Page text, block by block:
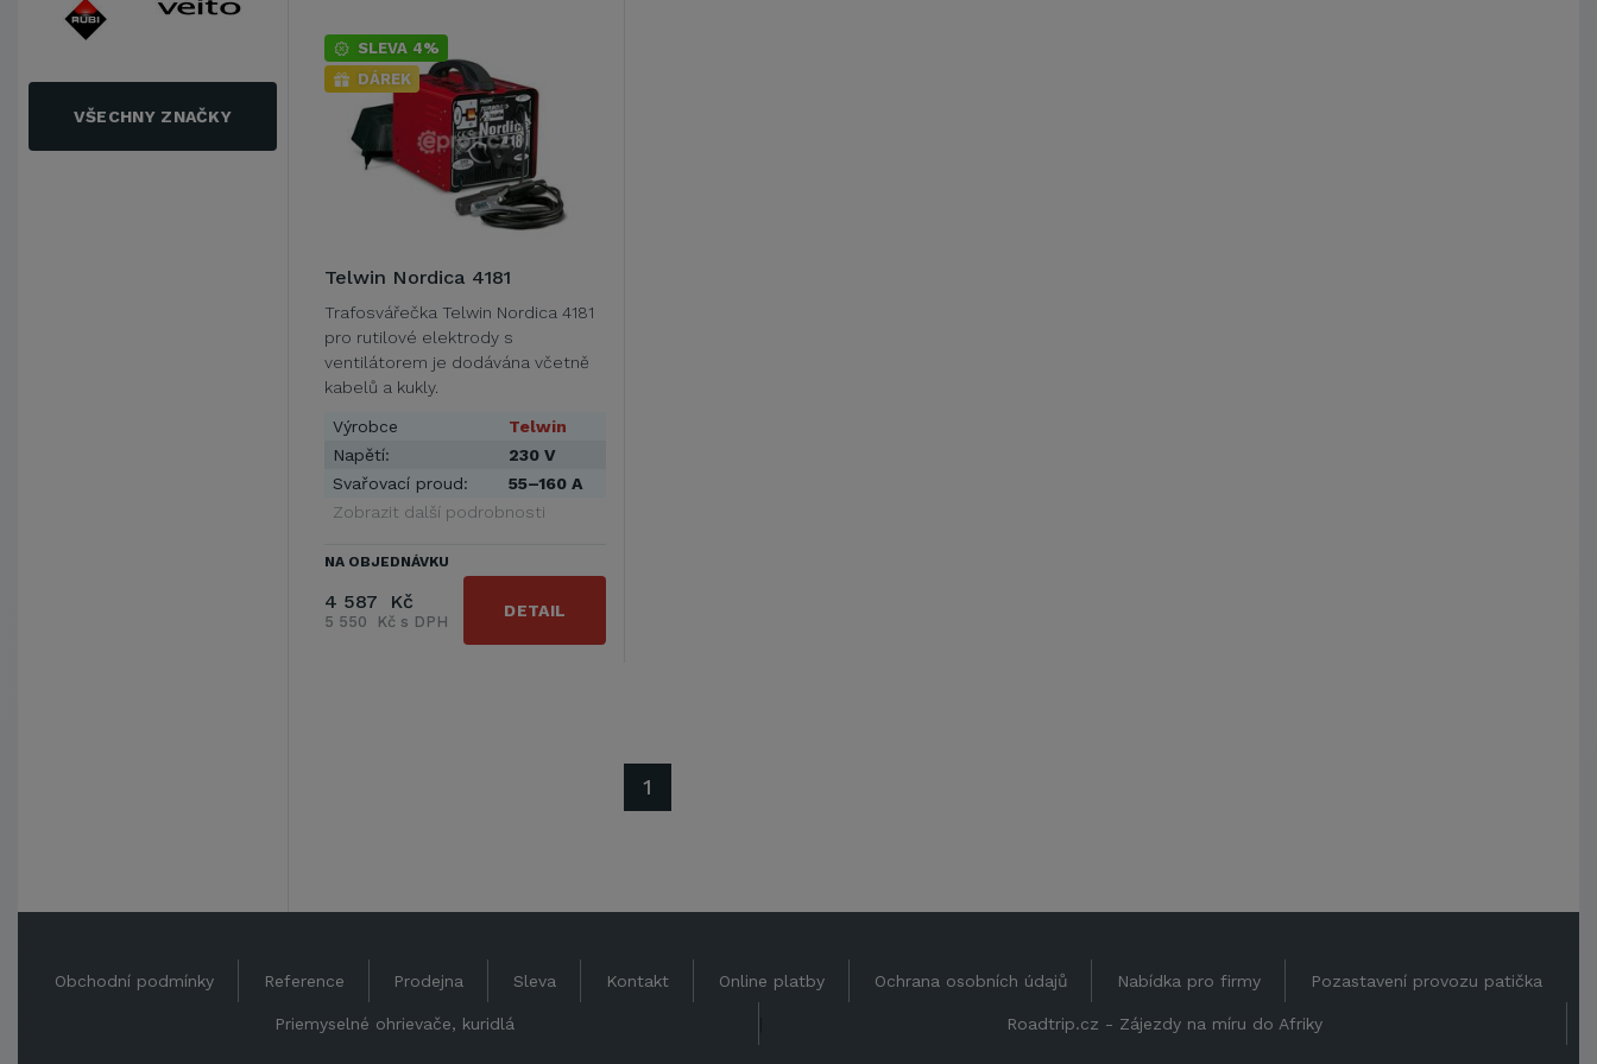
VŠECHNY ZNAČKY
SLEVA 4%
DÁREK
Telwin Nordica 4181
Trafosvářečka Telwin Nordica 4181
pro rutilové elektrody s
ventilátorem je dodávána včetně
kabelů a kukly.
Výrobce
Telwin
Napětí:
230 V
Svařovací proud:
55–160 A
Zobrazit další podrobnosti
NA OBJEDNÁVKU
4 587 Kč
5 550 Kč s DPH
DETAIL
1
Obchodní podmínky Reference Prodejna Sleva Kontakt Online platby Ochrana osobních údajů Nabídka pro firmy Pozastavení provozu patička
Priemyselné ohrievače, kuridlá Roadtrip.cz - Zájezdy na míru do Afriky